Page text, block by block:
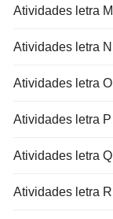
Atividades letra M
Atividades letra N
Atividades letra O
Atividades letra P
Atividades letra Q
Atividades letra R